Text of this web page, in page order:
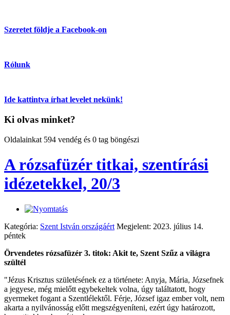
Szeretet földje a Facebook-on
Rólunk
Ide kattintva írhat levelet nekünk!
Ki olvas minket?
Oldalainkat 594 vendég és 0 tag böngészi
A rózsafüzér titkai, szentírási
idézetekkel, 20/3
Kategória: Szent István országáért Megjelent: 2023. július 14.
péntek
Örvendetes rózsafüzér 3. titok: Akit te, Szent Szűz a világra
szültél
"Jézus Krisztus születésének ez a története: Anyja, Mária, Józsefnek
a jegyese, még mielőtt egybekeltek volna, úgy találtatott, hogy
gyermeket fogant a Szentlélektől. Férje, József igaz ember volt, nem
akarta a nyilvánosság előtt megszégyeníteni, ezért úgy határozott,